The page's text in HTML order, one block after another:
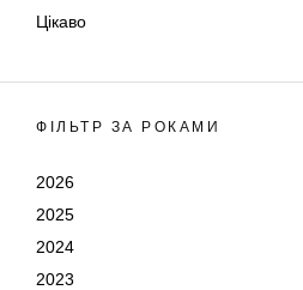
Цікаво
ФІЛЬТР ЗА РОКАМИ
2026
2025
2024
2023